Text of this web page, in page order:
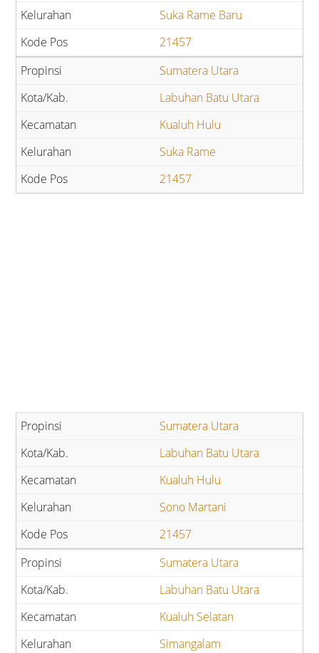
Suka Rame Baru
21457
Sumatera Utara
Labuhan Batu Utara
Kualuh Hulu
Suka Rame
21457
Sumatera Utara
Labuhan Batu Utara
Kualuh Hulu
Sono Martani
21457
Sumatera Utara
Labuhan Batu Utara
Kualuh Selatan
Simangalam